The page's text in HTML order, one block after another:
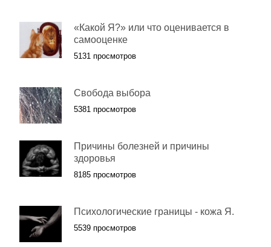
«Какой Я?» или что оценивается в
самооценке
5131 просмотров
Свобода выбора
5381 просмотров
Причины болезней и причины
здоровья
8185 просмотров
Психологические границы - кожа Я.
5539 просмотров